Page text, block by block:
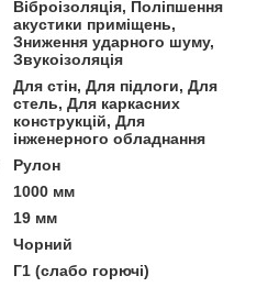
Віброізоляція, Поліпшення
акустики приміщень,
Зниження ударного шуму,
Звукоізоляція
Для стін, Для підлоги, Для
стель, Для каркасних
конструкцій, Для
інженерного обладнання
Рулон
1000 мм
19 мм
Чорний
Г1 (слабо горючі)